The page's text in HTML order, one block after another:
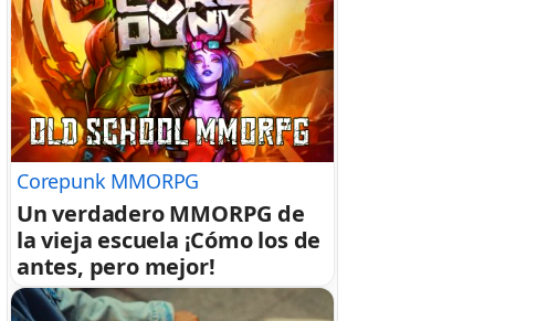
Corepunk MMORPG
Un verdadero MMORPG de
la vieja escuela ¡Cómo los de
antes, pero mejor!